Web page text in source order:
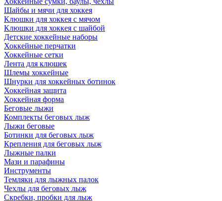
Шайбы и мячи для хоккея
Клюшки для хоккея с мячом
Клюшки для хоккея с шайбой
Детские хоккейные наборы
Хоккейные перчатки
Хоккейные сетки
Лента для клюшек
Шлемы хоккейные
Шнурки для хоккейных ботинок
Хоккейная защита
Хоккейная форма
Беговые лыжи
Комплекты беговых лыж
Лыжи беговые
Ботинки для беговых лыж
Крепления для беговых лыж
Лыжные палки
Мази и парафины
Инструменты
Темляки для лыжных палок
Чехлы для беговых лыж
Скребки, пробки для лыж